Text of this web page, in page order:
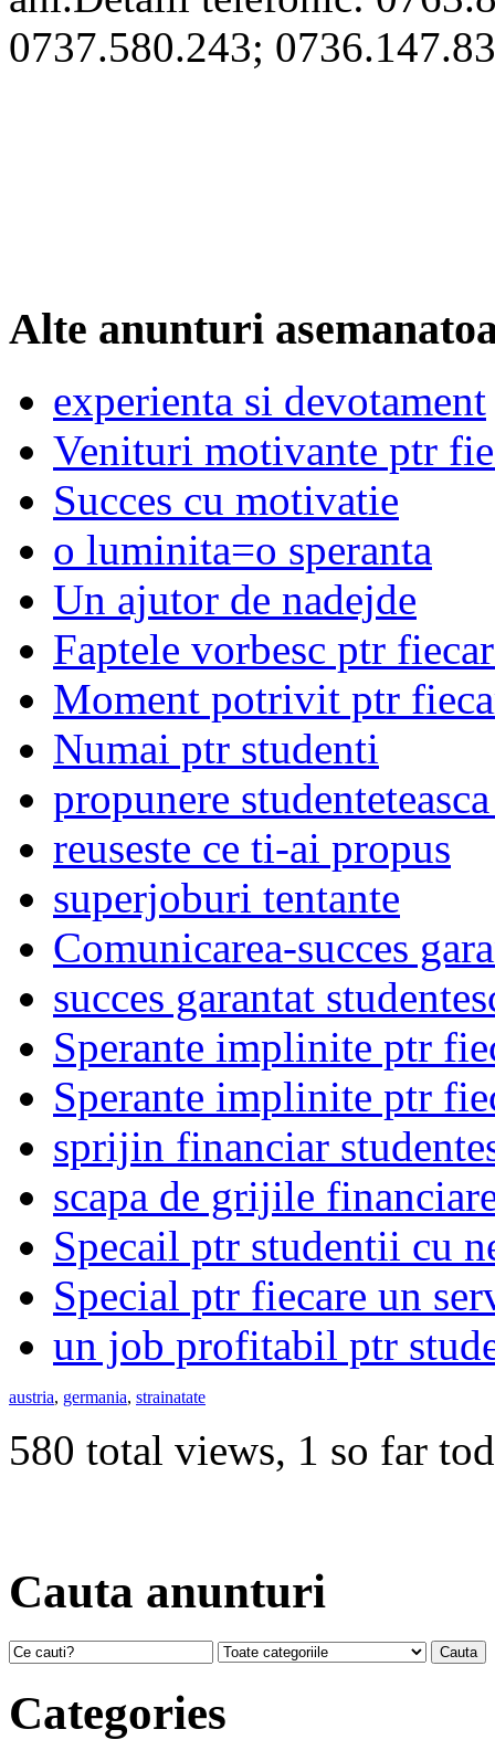
0737.580.243;
Alte anunturi
experienta si devotament
Venituri motivante ptr
Succes cu motivatie
o luminita=o speranta
Un ajutor de nadejde
Faptele vorbesc ptr
Moment potrivit ptr
Numai ptr studenti
propunere
reuseste ce ti-ai propus
superjoburi tentante
Comunicarea-succes
succes garantat
Sperante implinite ptr
Sperante implinite ptr
sprijin financiar
scapa de grijile
Specail ptr studentii cu
Special ptr fiecare un
un job profitabil ptr
austria, germania, strainatate
580 total views, 1 so far
Cauta anunturi
Categories